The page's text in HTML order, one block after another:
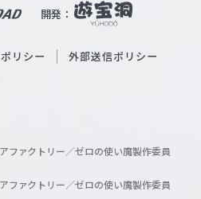
開発：
b
O
i
l
リシー 外部送信ポリシー
ファクトリー／ゼロの使い魔製作委員
ファクトリー／ゼロの使い魔製作委員